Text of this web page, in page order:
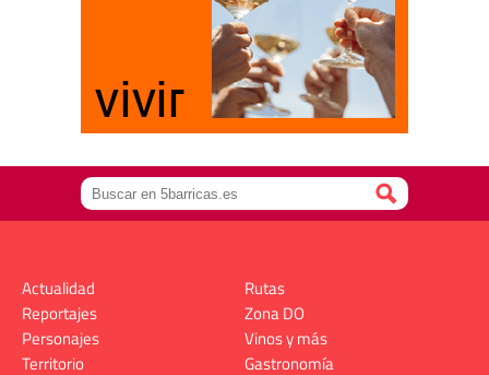
Actualidad
Reportajes
Personajes
Territorio
Rutas
Zona DO
Vinos y más
Gastronomía